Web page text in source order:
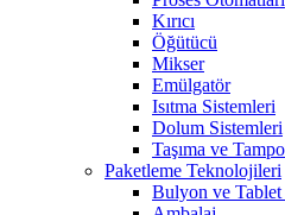
Kırıcı
Öğütücü
Mikser
Emülgatör
Isıtma Sistemleri
Dolum Sistemleri
Taşıma ve
Paketleme Teknolojileri
Bulyon ve Tablet